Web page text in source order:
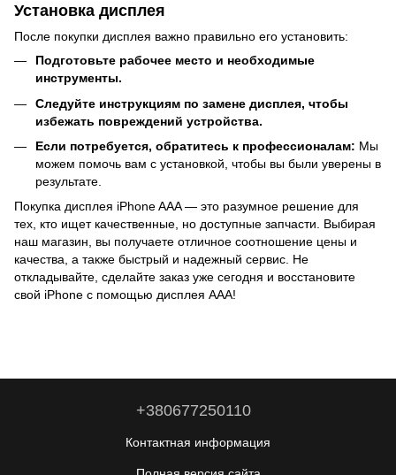
Установка дисплея
После покупки дисплея важно правильно его установить:
Подготовьте рабочее место и необходимые
инструменты.
Следуйте инструкциям по замене дисплея, чтобы
избежать повреждений устройства.
Если потребуется, обратитесь к профессионалам: Мы
можем помочь вам с установкой, чтобы вы были уверены в
результате.
Покупка дисплея iPhone AAA — это разумное решение для
тех, кто ищет качественные, но доступные запчасти. Выбирая
наш магазин, вы получаете отличное соотношение цены и
качества, а также быстрый и надежный сервис. Не
откладывайте, сделайте заказ уже сегодня и восстановите
свой iPhone с помощью дисплея AAA!
+380677250110
Контактная информация